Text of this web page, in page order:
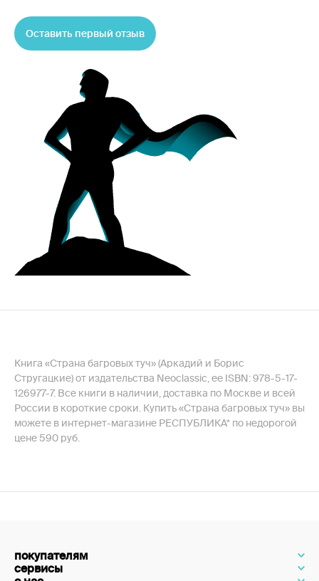
Оставить первый отзыв
Книга «Страна багровых туч» (Аркадий и Борис
Стругацкие) от издательства Neoclassic, ее ISBN: 978-5-17-
126977-7. Все книги в наличии, доставка по Москве и всей
России в короткие сроки. Купить «Страна багровых туч» вы
можете в интернет-магазине РЕСПУБЛИКА* по недорогой
цене 590 руб.
покупателям
сервисы